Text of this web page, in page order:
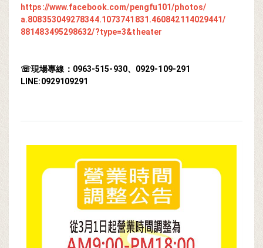
https://www.facebook.com/pengfu101/photos/
a.808353049278344.1073741831.460842114029441/
881483495298632/?type=3&theater
☏現場專線：0963-515-930、0929-109-291
LINE:0929109291